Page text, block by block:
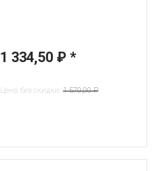
1 334,50 ₽*
Цена без скидки: 1 570,00 ₽